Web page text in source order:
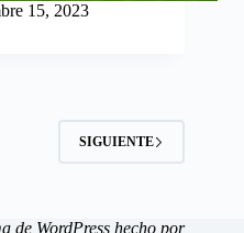
15, 2023
SIGUIENTE
de WordPress hecho por